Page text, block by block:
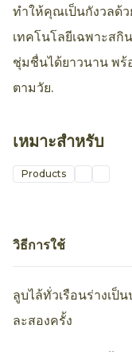
product
นี้
ทำให้คุณเป็นกังวลด้
เทคโนโลยีเฉพาะสกิ
ชุ่มชื่นได้ยาวนาน พ
ตามวัย.
เหมาะสำหรับ
Products
วิธีการใช้
ลูบไล้ทั่วเรือนร่างเป็
ละสองครั้ง